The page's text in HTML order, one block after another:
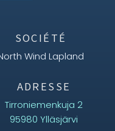
SOCIÉTÉ
Wind Lapland
ADRESSE
Tirroniemenkuja 2
95980 Ylläsjärvi